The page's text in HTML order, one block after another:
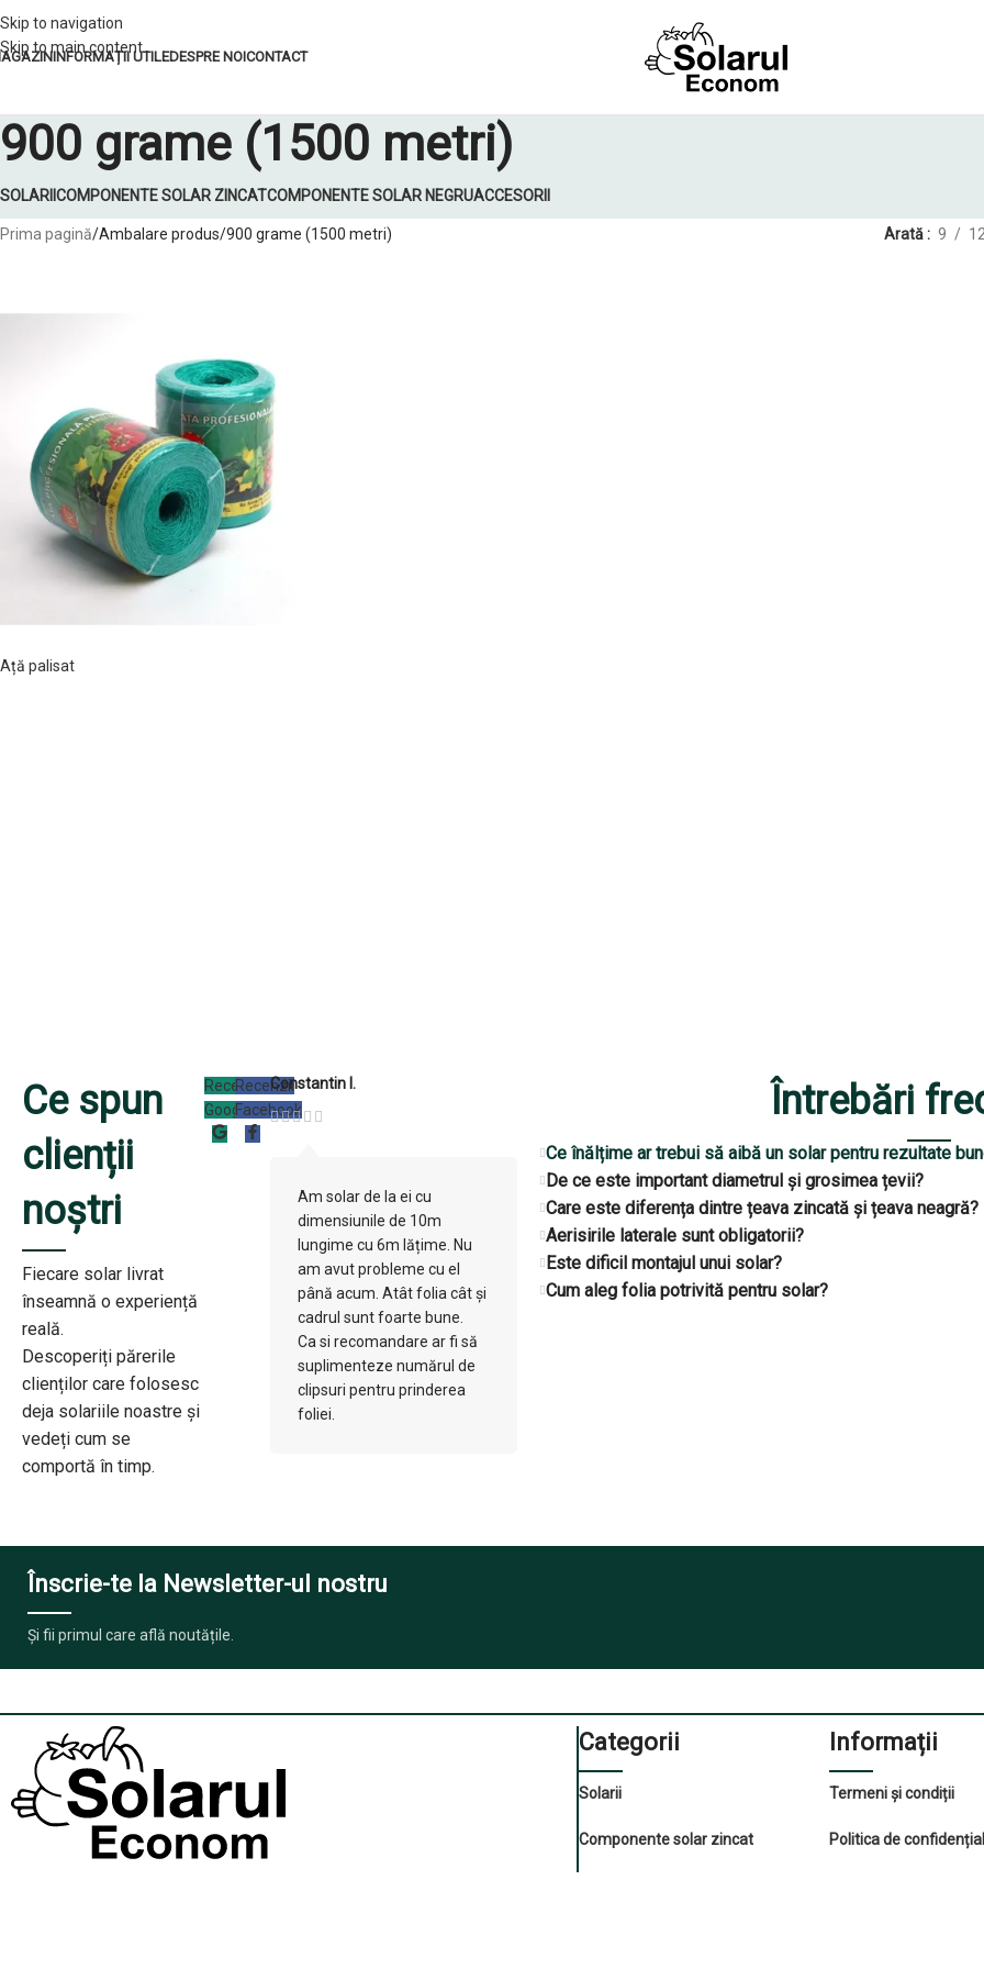
Skip to navigation
Skip to main content
INFORMAȚII UTILEDESPRE NOICONTACT
900 grame (1500 metri)
SOLARIICOMPONENTE SOLAR ZINCATCOMPONENTE SOLAR NEGRUACCESORII
Prima pagină Ambalare produs 900 grame (1500 metri) Arată 9 12
Ață palisat
Ce spun
clienții
noștri
Fiecare solar livrat
înseamnă o experiență
reală.
Descoperiți părerile
clienților care folosesc
deja solariile noastre și
vedeți cum se
comportă în timp.
Recenzii
Google
Recenzii
Facebook
Constantin I.
Am solar de la ei cu
dimensiunile de 10m
lungime cu 6m lățime. Nu
am avut probleme cu el
până acum. Atât folia cât și
cadrul sunt foarte bune.
Ca si recomandare ar fi să
suplimenteze numărul de
clipsuri pentru prinderea
foliei.
Întrebări
Ce înălțime ar trebui să aibă un solar pentru rezultate
De ce este important diametrul și grosimea țevii?
Care este diferența dintre țeava zincată și țeava neagră?
Aerisirile laterale sunt obligatorii?
Este dificil montajul unui solar?
Cum aleg folia potrivită pentru solar?
Înscrie-te la Newsletter-ul nostru
Și fii primul care află noutățile.
Categorii
Solarii
Componente solar zincat
Informații
Termeni și condiții
Politica de